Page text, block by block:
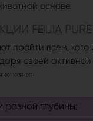
основе.
FEIJIA PURE
пройти всем, кого
своей
с:
глубины;